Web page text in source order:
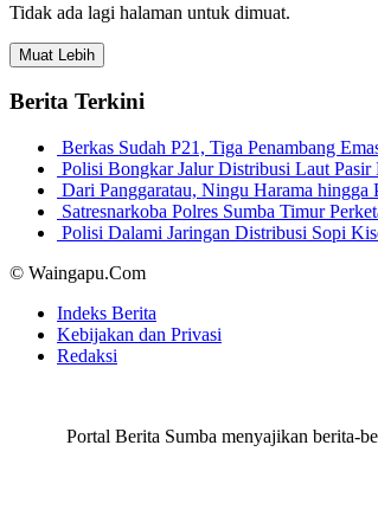
Tidak ada lagi halaman untuk dimuat.
Muat Lebih
Berita Terkini
Berkas Sudah P21, Tiga Penambang
Polisi Bongkar Jalur Distribusi Laut
Dari Panggaratau, Ningu Harama
Satresnarkoba Polres Sumba Timur
Polisi Dalami Jaringan Distribusi Sopi
© Waingapu.Com
Indeks Berita
Kebijakan dan Privasi
Redaksi
Portal Berita Sumba menyajikan berita-